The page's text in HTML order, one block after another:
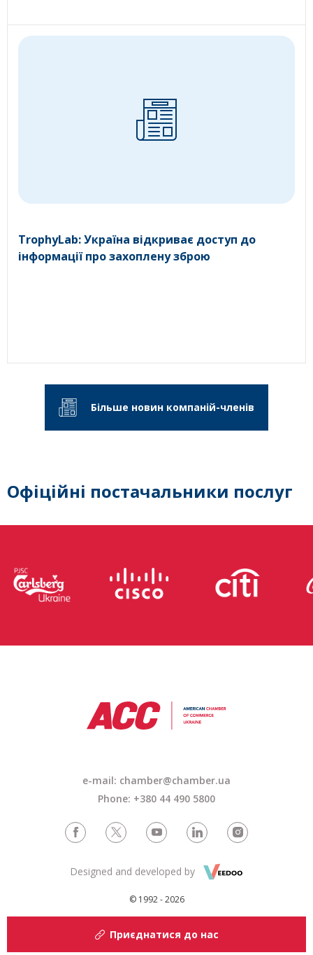
TrophyLab: Україна відкриває доступ до
інформації про захоплену зброю
Більше новин компаній-членів
Офіційні постачальники послуг
e-mail: chamber@chamber.ua
Phone: +380 44 490 5800
© 1992 - 2026
Designed and developed by
Приєднатися до нас